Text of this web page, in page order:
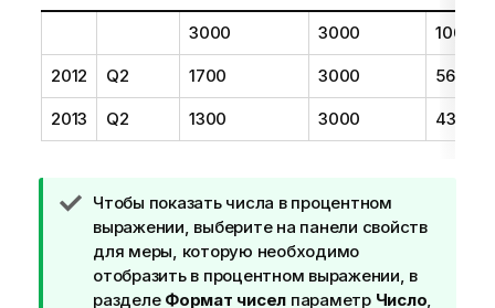
3000 3000 100%
2012 Q2 1700 3000 56,7%
2013 Q2 1300 3000 43,3%
П
р
и
м
е
Чтобы показать числа в процентном
выражении, выберите на панели свойств
для меры, которую необходимо
отобразить в процентном выражении, в
разделе Формат чисел параметр Число,